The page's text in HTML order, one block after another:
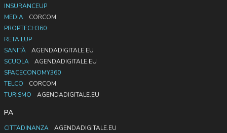
INSURANCEUP
MEDIA
CORCOM
PROPTECH360
RETAILUP
SANITÀ
AGENDADIGITALE.EU
SCUOLA
AGENDADIGITALE.EU
SPACECONOMY360
TELCO
CORCOM
TURISMO
AGENDADIGITALE.EU
PA
CITTADINANZA
AGENDADIGITALE.EU